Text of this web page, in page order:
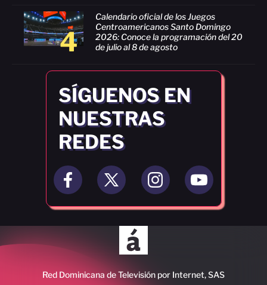
4
Calendario oficial de los Juegos
Centroamericanos Santo Domingo
2026: Conoce la programación del 20
de julio al 8 de agosto
SÍGUENOS EN
NUESTRAS
REDES
Red Dominicana de Televisión por Internet, SAS